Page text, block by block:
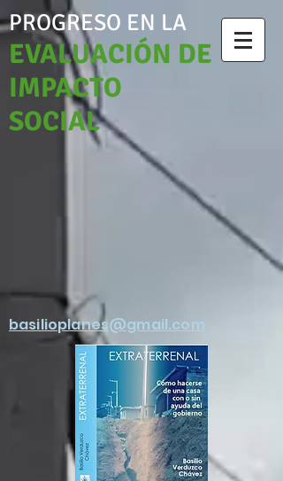
PROGRESO EN LA
EVALUACIÓN DE
IMPACTO
SOCIAL
basilioplanes@gmail.com